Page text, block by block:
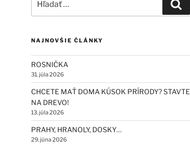
NAJNOVŠIE ČLÁNKY
ROSNIČKA
31. júla 2026
CHCETE MAŤ DOMA KÚSOK PRÍRODY? STAVTE
NA DREVO!
13. júla 2026
PRAHY, HRANOLY, DOSKY…
29. júna 2026